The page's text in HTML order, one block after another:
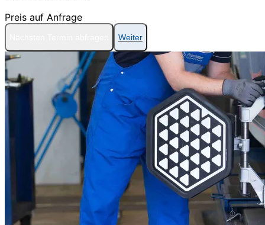
Preis auf Anfrage
Weiter